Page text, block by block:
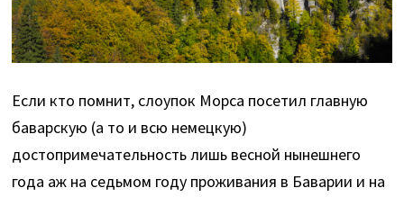
Если кто помнит, слоупок Морса посетил главную
баварскую (а то и всю немецкую)
достопримечательность лишь весной нынешнего
года аж на седьмом году проживания в Баварии и на